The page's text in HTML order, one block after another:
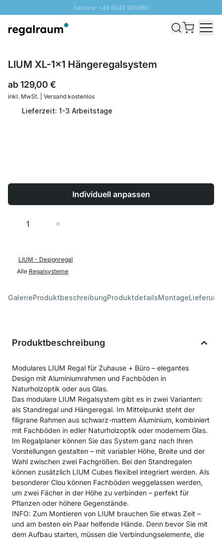
Service: +49 6245 945960
Schnelle Lieferung - Gratis Versand ab 100€
LIUM XL-1x1 Hängeregalsystem
ab129,00 €
inkl. MwSt. | Versand kostenlos
Lieferzeit: 1-3 Arbeitstage
Individuell anpassen
Menge
LIUM - Designregal
Alle Regalsysteme
GalerieProduktbeschreibungProduktdetailsMontage
Produktbeschreibung
Modulares LIUM Regal für Zuhause + Büro – elegantes
Design mit Aluminiumrahmen und Fachböden in
Naturholzoptik oder aus Glas.
Das modulare LIUM Regalsystem gibt es in zwei Varianten:
als Standregal und Hängeregal. Im Mittelpunkt steht der
filigrane Rahmen aus schwarz-mattem Aluminium, kombiniert
mit Fachböden in edler Naturholzoptik oder modernem Glas.
Im Regalplaner können Sie das System ganz nach Ihren
Vorstellungen gestalten – mit variabler Höhe, Breite und der
Wahl zwischen zwei Fachgrößen. Bei den Standregalen
können zusätzlich LIUM Cubes flexibel integriert werden. Als
besonderer Clou können Fachböden weggelassen werden,
um zwei Fächer in der Höhe zu verbinden – perfekt für
Pflanzen oder höhere Gegenstände.
INFO: Zum Montieren von LIUM brauchen Sie etwas Zeit –
und am besten ein Paar helfende Hände. Denn bevor Sie mit
dem Aufbau starten, müssen die Verbindungselemente, die